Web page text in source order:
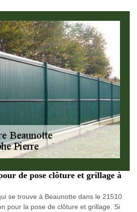
de pose clôture et grillage à
se trouve à Beaunotte dans le 21510
pour la pose de clôture et grillage. Si